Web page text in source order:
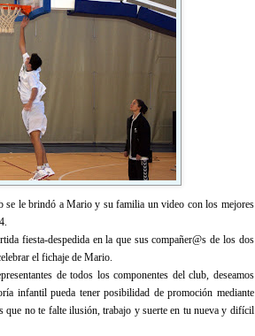
se le brindó a Mario y su familia un video con los mejores
fiesta-despedida en la que sus compañer@s de los dos
el fichaje de Mario.
de todos los componentes del club, deseamos
infantil pueda tener posibilidad de promoción mediante
que no te falte ilusión, trabajo y suerte en tu nueva y difícil